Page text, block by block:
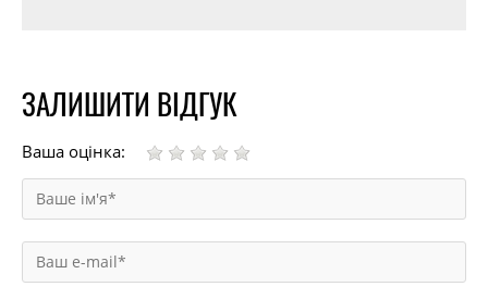
ЗАЛИШИТИ ВІДГУК
Ваша оцінка: